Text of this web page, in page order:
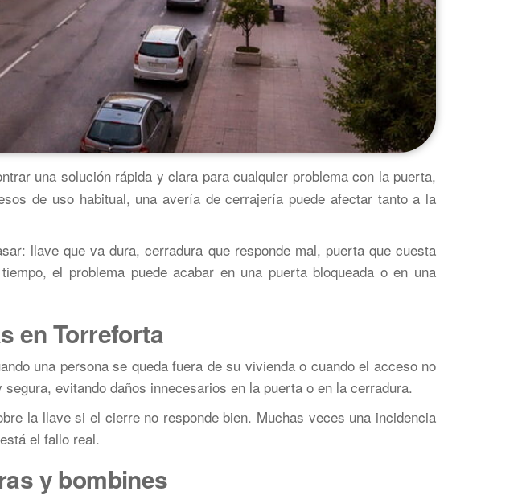
una solución rápida y clara para cualquier problema con la puerta,
de uso habitual, una avería de cerrajería puede afectar tanto a la
llave que va dura, cerradura que responde mal, puerta que cuesta
el problema puede acabar en una puerta bloqueada o en una
en Torreforta
una persona se queda fuera de su vivienda o cuando el acceso no
evitando daños innecesarios en la puerta o en la cerradura.
la llave si el cierre no responde bien. Muchas veces una incidencia
el fallo real.
y bombines